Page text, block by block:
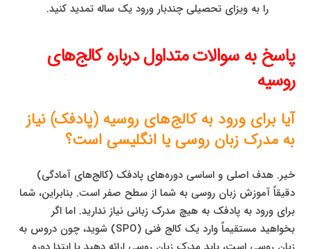
را به ویزای تحصیلی چندبار ورود یک ساله تمدید کنید.
پاسخ به سوالات متداول درباره کالج‌های
روسیه
آیا برای ورود به کالج‌های روسیه (پادفک) نیاز
به مدرک زبان روسی یا انگلیسی است؟
خیر. هدف اصلی و اساسی دوره‌های پادفک (کالج‌های آمادگی)
دقیقاً آموزش زبان روسی به شما از سطح صفر است. بنابراین، شما
برای ورود به پادفک به هیچ مدرک زبانی نیاز ندارید. اما اگر
بخواهید مستقیماً وارد یک کالج فنی (SPO) شوید، چون دروس به